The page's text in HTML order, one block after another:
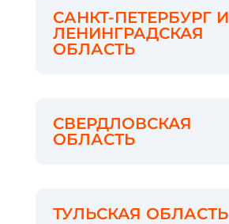
САНКТ-ПЕТЕРБУРГ И
ЛЕНИНГРАДСКАЯ
ОБЛАСТЬ
СВЕРДЛОВСКАЯ
ОБЛАСТЬ
ТУЛЬСКАЯ ОБЛАСТЬ